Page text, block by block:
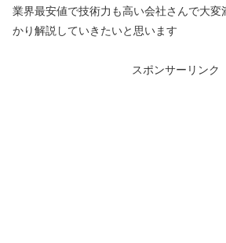
業界最安値で技術力も高い会社さんで大変
かり解説していきたいと思います
スポンサーリンク